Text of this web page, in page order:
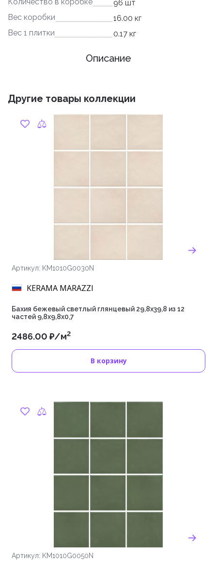
96 шт
Вес коробки
16.00 кг
Вес 1 плитки
0.17 кг
Описание
Другие товары коллекции
Артикул: KM1010G0030N
KERAMA MARAZZI
Бахия бежевый светлый глянцевый 29,8х39,8 из 12
частей 9,8x9,8x0,7
2486.00 ₽/м2
В корзину
Артикул: KM1010G0050N